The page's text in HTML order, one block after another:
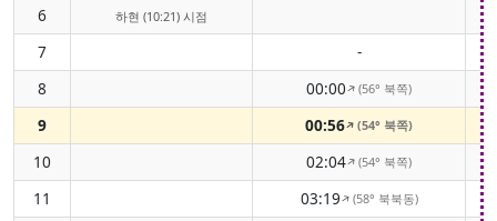
6
하현 (10:21) 시점
7
-
8
00:00↑(56° 북쪽)
9 00:56↑(54° 북쪽)
10 02:04↑(54° 북쪽)
11 03:19↑(58° 북북동)